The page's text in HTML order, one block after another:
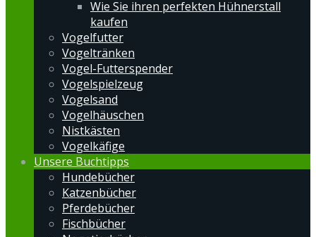
Wie Sie ihren perfekten Hühnerstall
kaufen
Vogelfutter
Vogeltränken
Vogel-Futterspender
Vogelspielzeug
Vogelsand
Vogelhäuschen
Nistkästen
Vogelkäfige
Unsere Buchtipps
Hundebücher
Katzenbücher
Pferdebücher
Fischbücher